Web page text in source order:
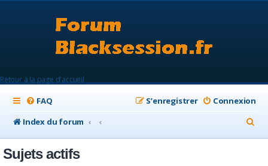
Retour à la page d'accueil
FAQ Connexion
S’enregistrer
Index du forum
e
Sujets actifs